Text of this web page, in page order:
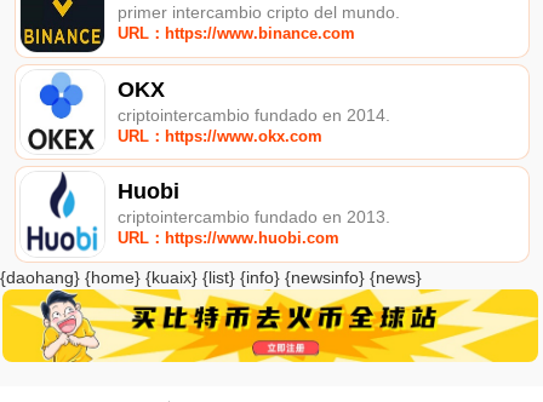
primer intercambio cripto del mundo.
URL：https://www.binance.com
OKX
criptointercambio fundado en 2014.
URL：https://www.okx.com
Huobi
criptointercambio fundado en 2013.
URL：https://www.huobi.com
{daohang} {home} {kuaix} {list} {info} {newsinfo} {news}